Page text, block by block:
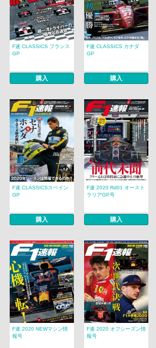
F速 CLASSICS フランス
GP
購入
F速 CLASSICS カナダ
GP
購入
F速 CLASSICSスペイン
GP
購入
F速 2020 Rd01 オースト
ラリアGP号
購入
F速 2020 NEWマシン情
報号
F速 2020 オフシーズン情
報号